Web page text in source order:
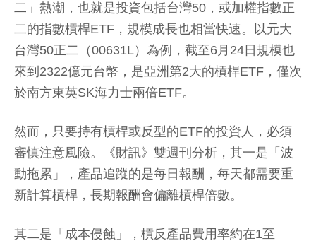
二」熱潮，也就是投資包括台灣50，或加權指數正
二的指數槓桿ETF，規模成長也相當快速。以元大
台灣50正二（00631L）為例，截至6月24日規模也
來到2322億元台幣，是亞洲第2大的槓桿ETF，僅次
於南方東英SK海力士兩倍ETF。
然而，只要持有槓桿或反型的ETF的投資人，必須
審慎注意風險。《財訊》雙週刊分析，其一是「波
動拖累」，產品追蹤的是每日報酬，每天都需要重
新計算槓桿，長期報酬會偏離槓桿倍數。
其二是「成本侵蝕」，槓反產品費用率約在1至